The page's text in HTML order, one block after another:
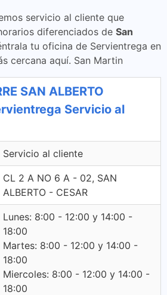
servicio al cliente que
diferenciados de San
tu oficina de Servientrega en
cercana aquí. San Martin
SAN ALBERTO
Servicio al
Servicio al cliente
CL 2 A NO 6 A - 02, SAN
ALBERTO - CESAR
Lunes: 8:00 - 12:00 y 14:00 -
18:00
Martes: 8:00 - 12:00 y 14:00 -
18:00
Miercoles: 8:00 - 12:00 y 14:00 -
18:00